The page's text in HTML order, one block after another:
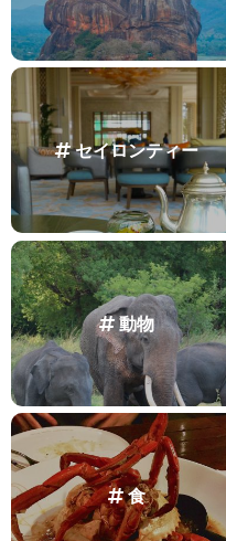
セイロンティー
動物
食